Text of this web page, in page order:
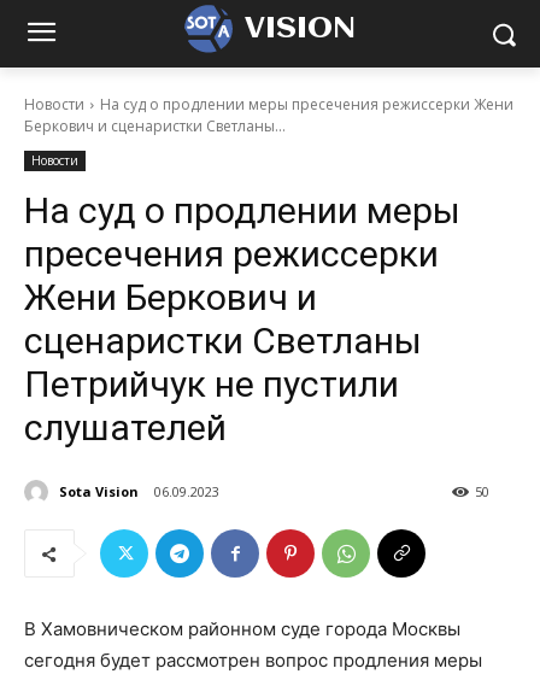
VISION
Новости
На суд о продлении меры пресечения режиссерки Жени
Беркович и сценаристки Светланы...
Новости
На суд о продлении меры
пресечения режиссерки
Жени Беркович и
сценаристки Светланы
Петрийчук не пустили
слушателей
Sota Vision 06.09.2023 50
В Хамовническом районном суде города Москвы
сегодня будет рассмотрен вопрос продления меры